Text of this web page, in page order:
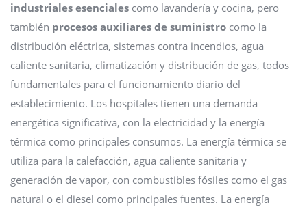
industriales esenciales como lavandería y cocina, pero
también procesos auxiliares de suministro como la
distribución eléctrica, sistemas contra incendios, agua
caliente sanitaria, climatización y distribución de gas, todos
fundamentales para el funcionamiento diario del
establecimiento. Los hospitales tienen una demanda
energética significativa, con la electricidad y la energía
térmica como principales consumos. La energía térmica se
utiliza para la calefacción, agua caliente sanitaria y
generación de vapor, con combustibles fósiles como el gas
natural o el diesel como principales fuentes. La energía